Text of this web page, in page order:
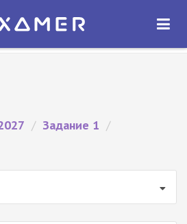
2027
ОТКРЫТЬ
/ Задание 1 /